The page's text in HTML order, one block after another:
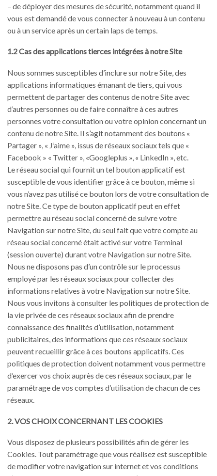
– de déployer des mesures de sécurité, notamment quand il
vous est demandé de vous connecter à nouveau à un contenu
ou à un service après un certain laps de temps.
1.2 Cas des applications tierces intégrées à notre Site
Nous sommes susceptibles d’inclure sur notre Site, des
applications informatiques émanant de tiers, qui vous
permettent de partager des contenus de notre Site avec
d’autres personnes ou de faire connaître à ces autres
personnes votre consultation ou votre opinion concernant un
contenu de notre Site. Il s’agit notamment des boutons «
Partager », « J’aime », issus de réseaux sociaux tels que «
Facebook » « Twitter », «Googleplus », « LinkedIn », etc.
Le réseau social qui fournit un tel bouton applicatif est
susceptible de vous identifier grâce à ce bouton, même si
vous n’avez pas utilisé ce bouton lors de votre consultation de
notre Site. Ce type de bouton applicatif peut en effet
permettre au réseau social concerné de suivre votre
Navigation sur notre Site, du seul fait que votre compte au
réseau social concerné était activé sur votre Terminal
(session ouverte) durant votre Navigation sur notre Site.
Nous ne disposons pas d’un contrôle sur le processus
employé par les réseaux sociaux pour collecter des
informations relatives à votre Navigation sur notre Site.
Nous vous invitons à consulter les politiques de protection de
la vie privée de ces réseaux sociaux afin de prendre
connaissance des finalités d’utilisation, notamment
publicitaires, des informations que ces réseaux sociaux
peuvent recueillir grâce à ces boutons applicatifs. Ces
politiques de protection doivent notamment vous permettre
d’exercer vos choix auprès de ces réseaux sociaux, par le
paramétrage de vos comptes d’utilisation de chacun de ces
réseaux.
2. VOS CHOIX CONCERNANT LES COOKIES
Vous disposez de plusieurs possibilités afin de gérer les
Cookies. Tout paramétrage que vous réalisez est susceptible
de modifier votre navigation sur internet et vos conditions